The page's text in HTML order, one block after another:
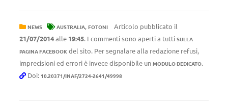
NEWS AUSTRALIA, FOTONI
Articolo pubblicato il
21/07/2014alle 19:45. I commenti sono aperti a tutti SULLA
PAGINA FACEBOOK del sito. Per segnalare alla redazione refusi,
imprecisioni ed errori è invece disponibile un MODULO DEDICATO.
Doi: 10.20371/INAF/2724-2641/49998